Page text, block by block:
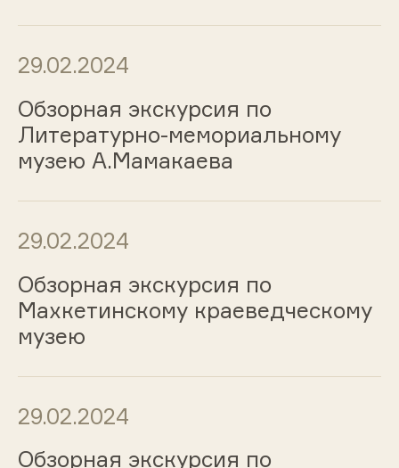
29.02.2024
Обзорная экскурсия по
Литературно-мемориальному
музею А.Мамакаева
29.02.2024
Обзорная экскурсия по
Махкетинскому краеведческому
музею
29.02.2024
Обзорная экскурсия по